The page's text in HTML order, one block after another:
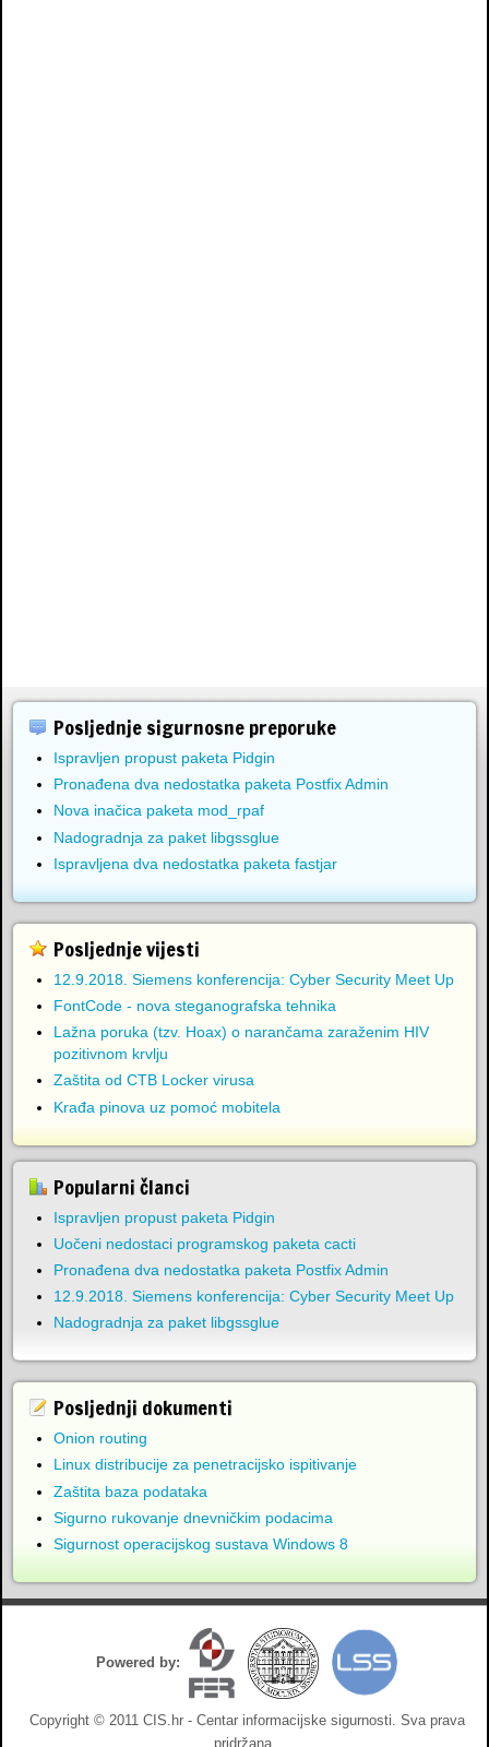
Posljednje sigurnosne preporuke
Ispravljen propust paketa Pidgin
Pronađena dva nedostatka paketa Postfix Admin
Nova inačica paketa mod_rpaf
Nadogradnja za paket libgssglue
Ispravljena dva nedostatka paketa fastjar
Posljednje vijesti
12.9.2018. Siemens konferencija: Cyber Security Meet Up
FontCode - nova steganografska tehnika
Lažna poruka (tzv. Hoax) o narančama zaraženim HIV
pozitivnom krvlju
Zaštita od CTB Locker virusa
Krađa pinova uz pomoć mobitela
Popularni članci
Ispravljen propust paketa Pidgin
Uočeni nedostaci programskog paketa cacti
Pronađena dva nedostatka paketa Postfix Admin
12.9.2018. Siemens konferencija: Cyber Security Meet Up
Nadogradnja za paket libgssglue
Posljednji dokumenti
Onion routing
Linux distribucije za penetracijsko ispitivanje
Zaštita baza podataka
Sigurno rukovanje dnevničkim podacima
Sigurnost operacijskog sustava Windows 8
Powered by:
Copyright © 2011 CIS.hr - Centar informacijske sigurnosti. Sva prava
pridržana.